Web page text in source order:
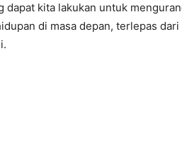
dapat kita lakukan untuk
di masa depan, terlepas